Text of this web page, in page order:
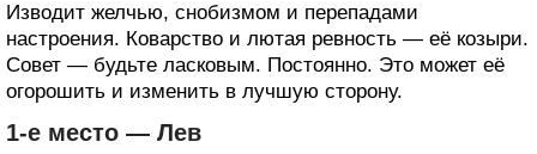
Изводит желчью, снобизмом и перепадами
настроения. Коварство и лютая ревность — её козыри.
Совет — будьте ласковым. Постоянно. Это может её
огорошить и изменить в лучшую сторону.
1-е место — Лев